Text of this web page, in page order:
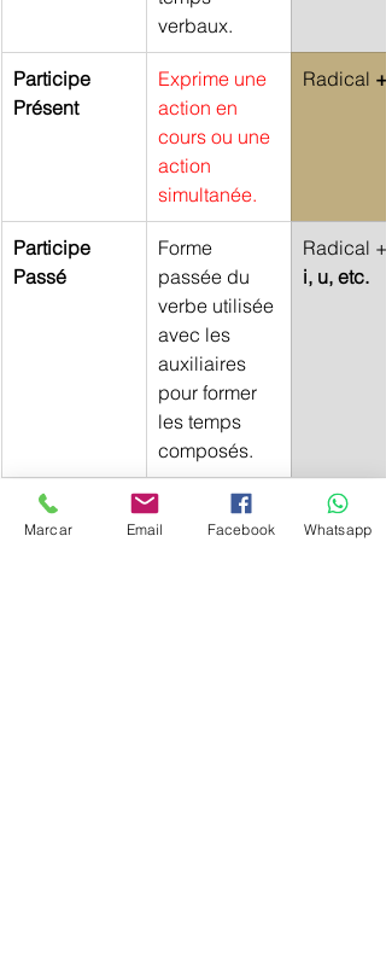
verbaux.
Participe
Présent
Exprime une
action en
cours ou une
action
simultanée.
Radical
Participe
Passé
Forme
passée du
verbe utilisée
avec les
auxiliaires
pour former
les temps
composés.
Radical +
i, u, etc.
Marcar Email Facebook Whatsapp